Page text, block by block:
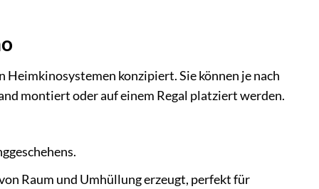
Heimkinosystemen konzipiert. Sie können je nach
montiert oder auf einem Regal platziert werden.
Raum und Umhüllung erzeugt, perfekt für